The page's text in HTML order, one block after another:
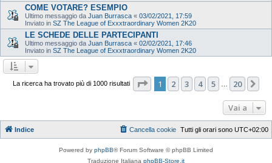
COME VOTARE? ESEMPIO
Ultimo messaggio da Juan Burrasca « 03/02/2021, 17:59
Inviato in SZ The League of Exxxtraordinary Women 2K20
LE SCHEDE DELLE PARTECIPANTI
Ultimo messaggio da Juan Burrasca « 02/02/2021, 17:46
Inviato in SZ The League of Exxxtraordinary Women 2K20
La ricerca ha trovato più di 1000 risultati Pagina di 20
1 2 3 4 5 20
Vai a
Indice Tutti gli orari sono UTC+02:00
Cancella cookie
Powered by phpBB® Forum Software © phpBB Limited
Traduzione Italiana phpBB-Store.it